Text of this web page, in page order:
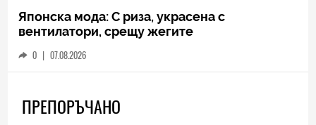
Японска мода: С риза, украсена с
вентилатори, срещу жегите
0 | 07.08.2026
ПРЕПОРЪЧАНО